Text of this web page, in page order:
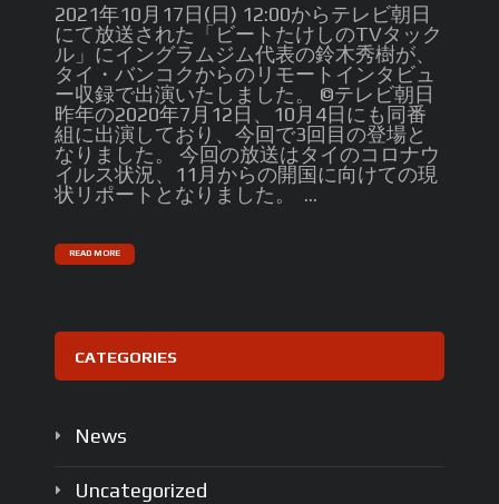
2021年10月17日(日) 12:00からテレビ朝日
にて放送された「ビートたけしのTVタック
ル」にイングラムジム代表の鈴木秀樹が、
タイ・バンコクからのリモートインタビュ
ー収録で出演いたしました。 ©️テレビ朝日
昨年の2020年7月12日、10月4日にも同番
組に出演しており、今回で3回目の登場と
なりました。 今回の放送はタイのコロナウ
イルス状況、11月からの開国に向けての現
状リポートとなりました。 ...
READ MORE
CATEGORIES
News
Uncategorized